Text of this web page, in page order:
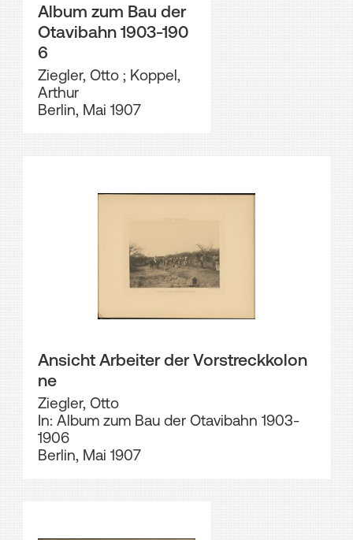
Album zum Bau der
Otavibahn 1903-190
6
Ziegler, Otto; Koppel,
Arthur
Berlin, Mai 1907
Ansicht Arbeiter der Vorstreckkolon
ne
Ziegler, Otto
In: Album zum Bau der Otavibahn 1903-
1906
Berlin, Mai 1907